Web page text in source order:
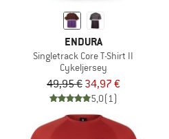
ENDURA
Singletrack Core T-Shirt II
Cykeljersey
49,95 € 34,97 €
5,0(1)